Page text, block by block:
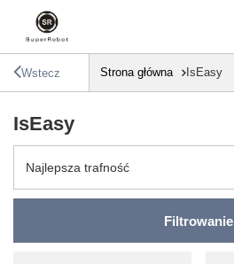
Wstecz Strona główna IsEasy
IsEasy
Zmień sortowanie
Najlepsza trafność
Filtrowanie